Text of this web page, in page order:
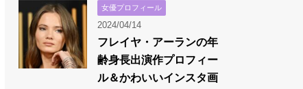
女優プロフィール
2024/04/14
フレイヤ・アーランの年
齢身長出演作プロフィー
ル＆かわいいインスタ画